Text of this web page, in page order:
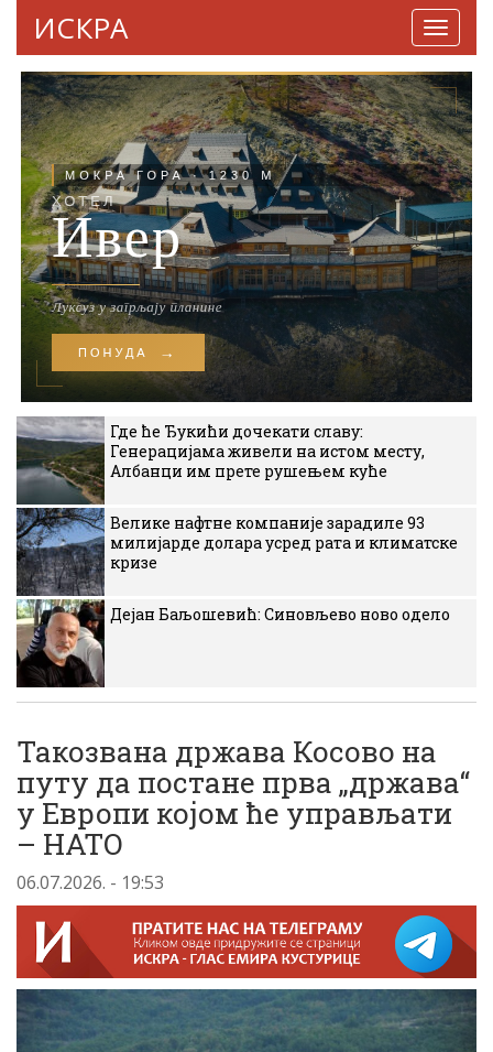
ИСКРА
Где ће Ђукићи дочекати славу:
Генерацијама живели на истом месту,
Албанци им прете рушењем куће
Велике нафтне компаније зарадиле 93
милијарде долара усред рата и климатске
кризе
Дејан Баљошевић: Синовљево ново одело
Такозвана држава Косово на
путу да постане прва „држава“
у Европи којом ће управљати
– НАТО
06.07.2026. - 19:53